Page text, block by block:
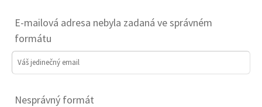
E-mailová adresa nebyla zadaná ve správném
formátu
Váš jedinečný email
Nesprávný formát